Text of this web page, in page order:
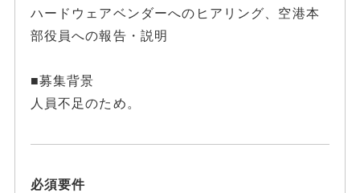
ハードウェアベンダーへのヒアリング、空港本
部役員への報告・説明
■募集背景
人員不足のため。
必須要件